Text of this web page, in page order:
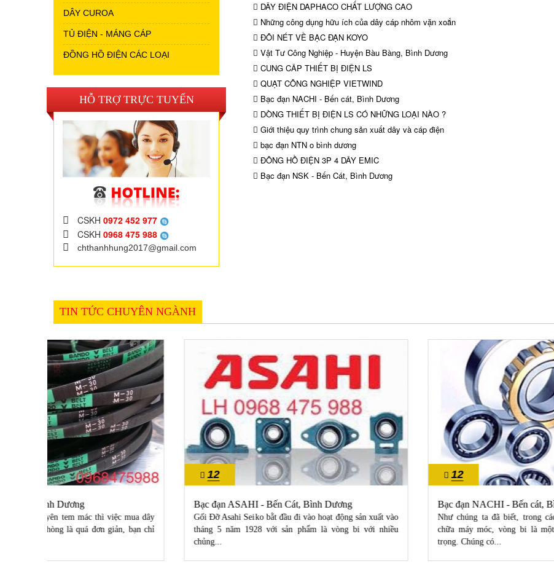
DÂY CUROA
TỦ ĐIỆN - MÁNG CÁP
ĐỒNG HỒ ĐIỆN CÁC LOẠI
HỖ TRỢ TRỰC TUYẾN
CSKH 0972 452 977
CSKH 0968 475 988
chthanhhung2017@gmail.com
DÂY ĐIỆN DAPHACO CHẤT LƯỢNG CAO
Những công dụng hữu ích của dây cáp nhôm vặn xoắn
ĐÔI NÉT VỀ BẠC ĐẠN KOYO
Vật Tư Công Nghiệp - Huyện Bàu Bàng, Bình Dương
CUNG CÂP THIẾT BỊ ĐIỆN LS
QUẠT CÔNG NGHIỆP VIETWIND
Bạc đạn NACHI - Bến cát, Bình Dương
DÒNG THIẾT BỊ ĐIỆN LS CÓ NHỮNG LOẠI NÀO ?
Giới thiệu quy trình chung sản xuất dây và cáp điện
bạc đạn NTN o bình dương
ĐÔNG HỒ ĐIỆN 3P 4 DÂY EMIC
Bạc đạn NSK - Bến Cát, Bình Dương
TIN TỨC CHUYÊN NGÀNH
12
10/2022
Bạc đạn ASAHI - Bến Cát, Bình Dương
Gối Đỡ Asahi Seiko bằt đầu đi vào hoạt động sản xuất vào
tháng 5 năm 1928 với sản phẩm là vòng bi với nhiều
12
10/2022
Bạc đạn NACHI - Bến cát, Bình Dương
Như chúng ta đã biết, trong các ngành kỹ thuật và sữa
chữa máy móc, vòng bi là một bộ phận vô cùng quan